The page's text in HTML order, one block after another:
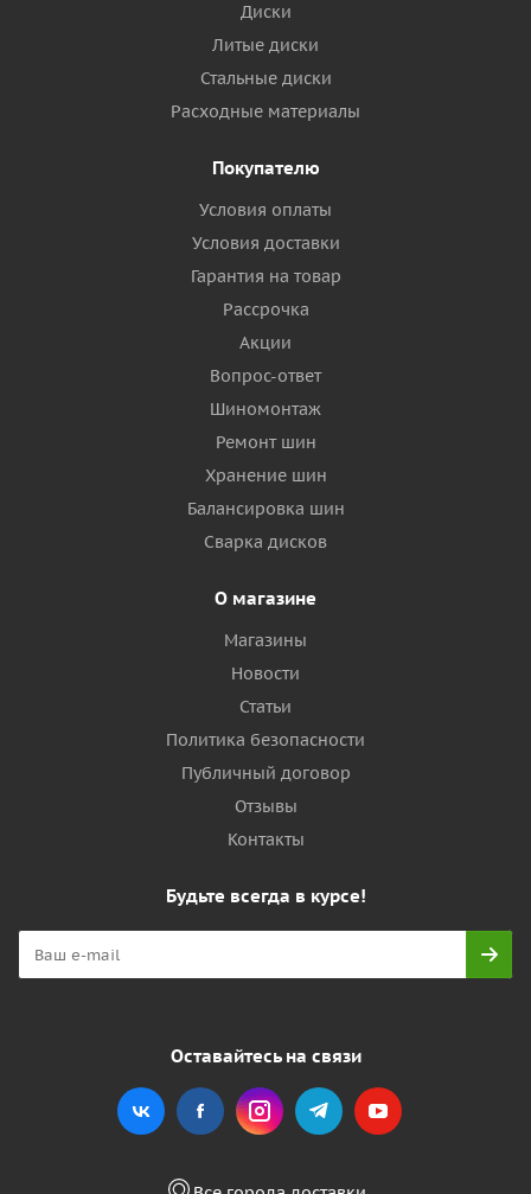
Диски
Литые диски
Стальные диски
Расходные материалы
Покупателю
Условия оплаты
Условия доставки
Гарантия на товар
Рассрочка
Акции
Вопрос-ответ
Шиномонтаж
Ремонт шин
Хранение шин
Балансировка шин
Сварка дисков
О магазине
Магазины
Новости
Статьи
Политика безопасности
Публичный договор
Отзывы
Контакты
Будьте всегда в курсе!
Оставайтесь на связи